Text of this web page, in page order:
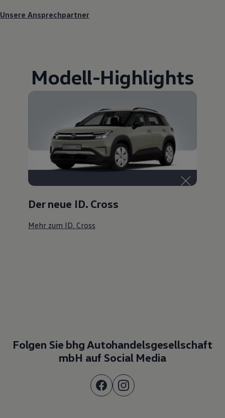
Unsere Ansprechpartner
Modell-Highlights
Der neue ID. Cross
Mehr zum ID. Cross
Folgen Sie bhg Autohandelsgesellschaft
mbH auf Social Media